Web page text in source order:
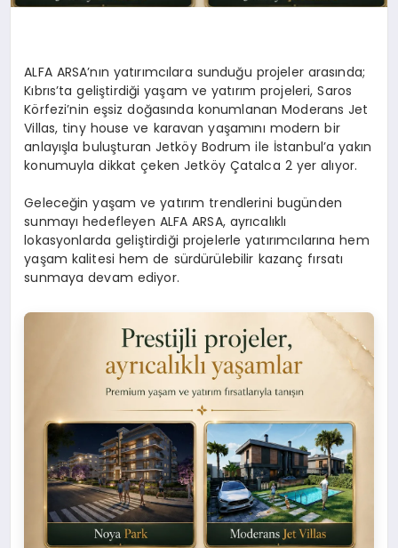
ALFA ARSA’nın yatırımcılara sunduğu projeler arasında;
Kıbrıs’ta geliştirdiği yaşam ve yatırım projeleri, Saros
Körfezi’nin eşsiz doğasında konumlanan Moderans Jet
Villas, tiny house ve karavan yaşamını modern bir
anlayışla buluşturan Jetköy Bodrum ile İstanbul’a yakın
konumuyla dikkat çeken Jetköy Çatalca 2 yer alıyor.
Geleceğin yaşam ve yatırım trendlerini bugünden
sunmayı hedefleyen ALFA ARSA, ayrıcalıklı
lokasyonlarda geliştirdiği projelerle yatırımcılarına hem
yaşam kalitesi hem de sürdürülebilir kazanç fırsatı
sunmaya devam ediyor.